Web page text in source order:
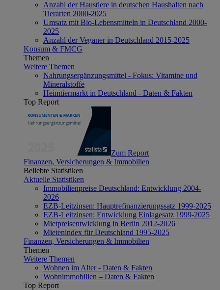
Anzahl der Haustiere in deutschen Haushalten nach
Tierarten 2000-2025
Umsatz mit Bio-Lebensmitteln in Deutschland 2000-
2025
Anzahl der Veganer in Deutschland 2015-2025
Konsum & FMCG
Themen
Weitere Themen
Nahrungsergänzungsmittel - Fokus: Vitamine und
Mineralstoffe
Heimtiermarkt in Deutschland - Daten & Fakten
Top Report
Zum Report
Finanzen, Versicherungen & Immobilien
Beliebte Statistiken
Aktuelle Statistiken
Immobilienpreise Deutschland: Entwicklung 2004-
2026
EZB-Leitzinsen: Hauptrefinanzierungssatz 1999-2025
EZB-Leitzinsen: Entwicklung Einlagesatz 1999-2025
Mietpreisentwicklung in Berlin 2012-2026
Mietenindex für Deutschland 1995-2025
Finanzen, Versicherungen & Immobilien
Themen
Weitere Themen
Wohnen im Alter - Daten & Fakten
Wohnimmobilien – Daten & Fakten
Top Report